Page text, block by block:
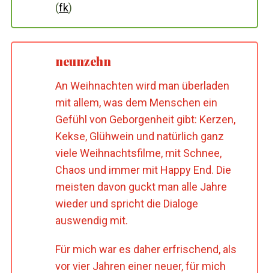
(fk)
neunzehn
An Weihnachten wird man überladen
mit allem, was dem Menschen ein
Gefühl von Geborgenheit gibt: Kerzen,
Kekse, Glühwein und natürlich ganz
viele Weihnachtsfilme, mit Schnee,
Chaos und immer mit Happy End. Die
meisten davon guckt man alle Jahre
wieder und spricht die Dialoge
auswendig mit.
Für mich war es daher erfrischend, als
vor vier Jahren einer neuer, für mich